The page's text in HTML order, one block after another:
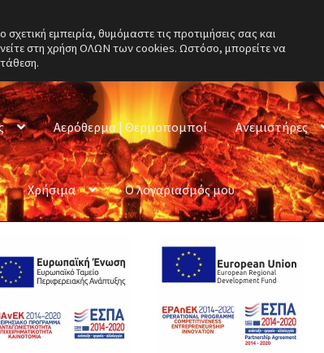
Αερόθερμα | Θερμοπομποί Ανεμιστήρες
Χρήσιμα Ο λογαριασμός μου
εμπειρία, θυμόμαστε τις προτιμήσεις σας και
στη χρήση ΟΛΩΝ των cookies. Ωστόσο, μπορείτε να